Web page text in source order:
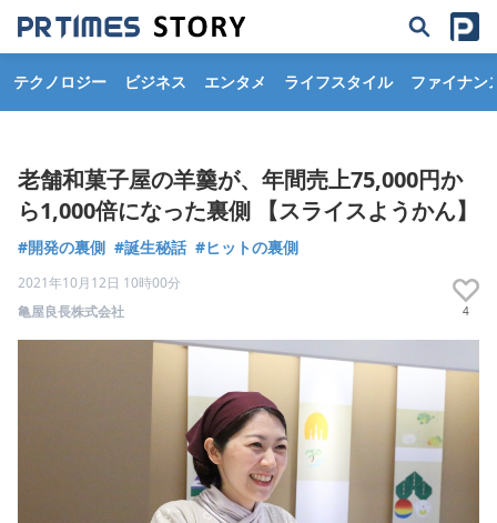
テクノロジー ビジネス エンタメ ライフスタイル ファイナン
老舗和菓子屋の羊羹が、年間売上75,000円か
ら1,000倍になった裏側 【スライスようかん】
#開発の裏側 #誕生秘話 #ヒットの裏側
2021年10月12日 10時00分
亀屋良長株式会社
4